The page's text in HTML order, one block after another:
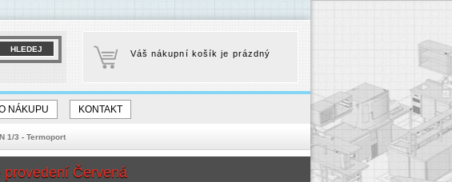
NÁKUPU KONTAKT
1/3 - Termoport
provedení Červená
Váš nákupní košík je prázdný